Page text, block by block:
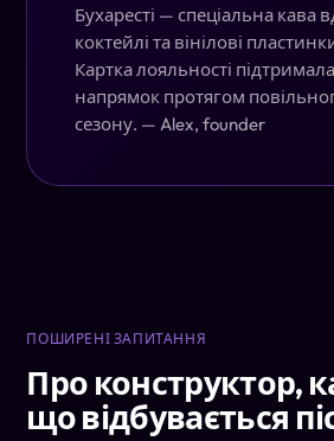
Бухаресті — спеціальна кава
коктейлі та вінілові
Картка лояльності
напрямок протягом
сезону. — Alex, founder
ПОШИРЕНІ ЗАПИТАННЯ
Про конструктор,
що відбувається